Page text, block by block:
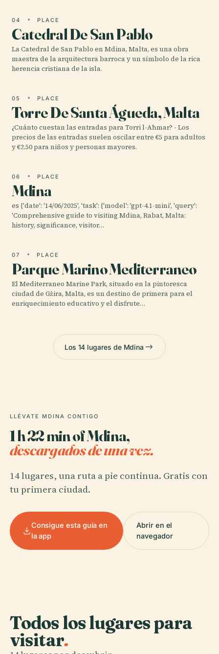
04 PLACE
Catedral De San Pablo
La Catedral de San Pablo en Mdina, Malta, es una obra
maestra de la arquitectura barroca y un símbolo de la rica
herencia cristiana de la isla.
05 PLACE
Torre De Santa Águeda, Malta
¿Cuánto cuestan las entradas para Torri l-Aħmar? - Los
precios de las entradas suelen oscilar entre €5 para adultos
y €2.50 para niños y personas mayores.
06 PLACE
Mdina
es {'date': '14/06/2025', 'task': {'model': 'gpt-4.1-mini', 'query':
'Comprehensive guide to visiting Mdina, Rabat, Malta:
history, significance, visitor…
07 PLACE
Parque Marino Mediterraneo
El Mediterraneo Marine Park, situado en la pintoresca
ciudad de Gżira, Malta, es un destino de primera para el
enriquecimiento educativo y el disfrute…
Los 14 lugares de Mdina
LLÉVATE MDINA CONTIGO
1 h 22 min of Mdina,
descargados de una vez.
14 lugares, una ruta a pie continua. Gratis con
tu primera ciudad.
Consigue esta guía en
la app
Abrir en el
navegador
Todos los lugares para
visitar.